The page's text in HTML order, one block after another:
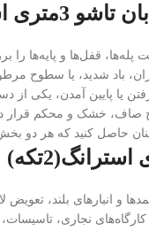
3متری استرانگ(2تکه)
پله‌ها، قفل‌ها و پایه‌ها
باد شدید، یا سطوح
یا پایین آمدن، یکی از
صاف، خشک و محکم قرار
حاصل کنید که هر دو
و انبارهای بلند،
نجاری،